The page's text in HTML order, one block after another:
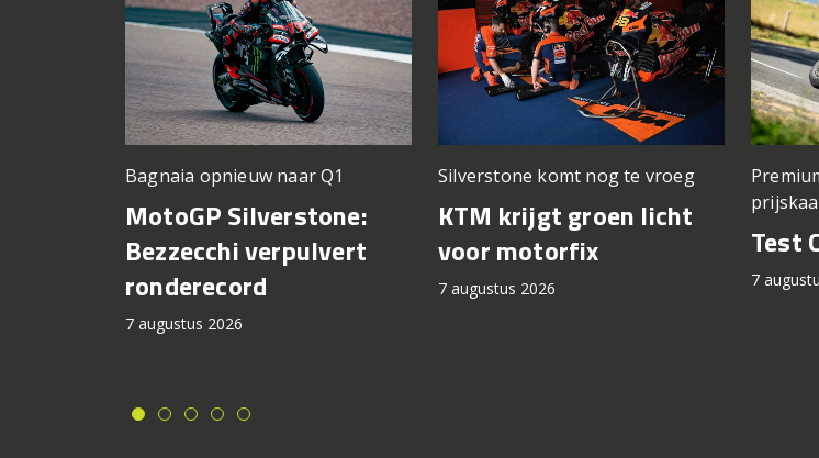
Bagnaia opnieuw naar Q1
MotoGP Silverstone:
Bezzecchi verpulvert
ronderecord
7 augustus 2026
Silverstone komt nog te vroeg
KTM krijgt groen licht
voor motorfix
7 augustus 2026
Test
7